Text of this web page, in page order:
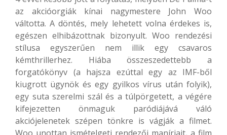
az akcióorgiák kínai nagymestere John Woo
váltotta. A döntés, mely lehetett volna érdekes is,
egészen elhibázottnak bizonyult. Woo rendezési
stílusa egyszerűen nem illik egy csavaros
kémthrillerhez. Hiába összeszedettebb a
forgatókönyv (a hajsza ezúttal egy az IMF-ből
kiugrott ügynök és egy gyilkos vírus után folyik),
egy suta szerelmi szál és a túlpörgetett, a végére
kifejezetten önmaguk paródiájává váló
akciójelenetek szépen tönkre is vágják a filmet.